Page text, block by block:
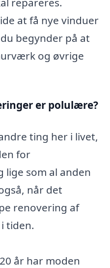
at få nye vinduer
begynder på at
og øvrige
er polulære?
ting her i livet,
for
lige som al anden
når det
renovering af
tiden.
år har moden